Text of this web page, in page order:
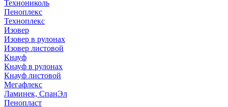
Технониколь
Пеноплекс
Техноплекс
Изовер
Изовер в рулонах
Изовер листовой
Кнауф
Кнауф в рулонах
Кнауф листовой
Мегафлекс
Ламинек, СпанЭл
Пенопласт